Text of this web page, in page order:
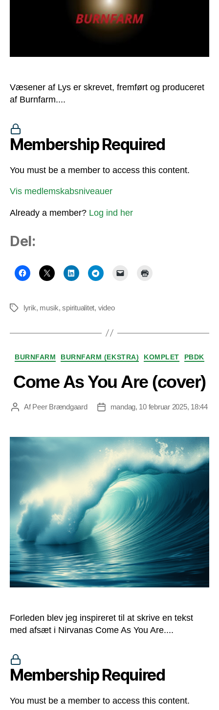
Væsener af Lys er skrevet, fremført og produceret
af Burnfarm....
Membership Required
You must be a member to access this content.
Vis medlemskabsniveauer
Already a member? Log ind her
Del:
Tags lyrik, musik,spiritualitet, video
Kategorier
BURNFARM BURNFARM (EKSTRA) KOMPLET PBDK
Come As You Are (cover)
Indlægsforfatter
AfPeer Brændgaard Indlægsdato
mandag, 10 februar 2025, 18:44
Forleden blev jeg inspireret til at skrive en tekst
med afsæt i Nirvanas Come As You Are....
Membership Required
You must be a member to access this content.